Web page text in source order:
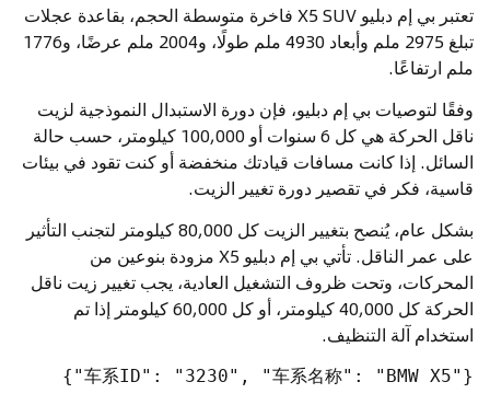
تعتبر بي إم دبليو X5 SUV فاخرة متوسطة الحجم، بقاعدة عجلات
تبلغ 2975 ملم وأبعاد 4930 ملم طولًا، و2004 ملم عرضًا، و1776
ملم ارتفاعًا.
وفقًا لتوصيات بي إم دبليو، فإن دورة الاستبدال النموذجية لزيت
ناقل الحركة هي كل 6 سنوات أو 100,000 كيلومتر، حسب حالة
السائل. إذا كانت مسافات قيادتك منخفضة أو كنت تقود في بيئات
قاسية، فكر في تقصير دورة تغيير الزيت.
بشكل عام، يُنصح بتغيير الزيت كل 80,000 كيلومتر لتجنب التأثير
على عمر الناقل. تأتي بي إم دبليو X5 مزودة بنوعين من
المحركات، وتحت ظروف التشغيل العادية، يجب تغيير زيت ناقل
الحركة كل 40,000 كيلومتر، أو كل 60,000 كيلومتر إذا تم
استخدام آلة التنظيف.
{"车系ID": "3230", "车系名称": "BMW X5"}